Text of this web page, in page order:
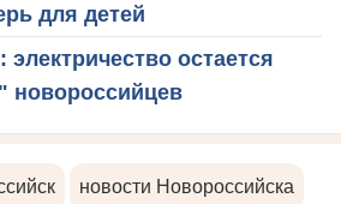
для детей
остается
новороссийцев
новости Новороссийска